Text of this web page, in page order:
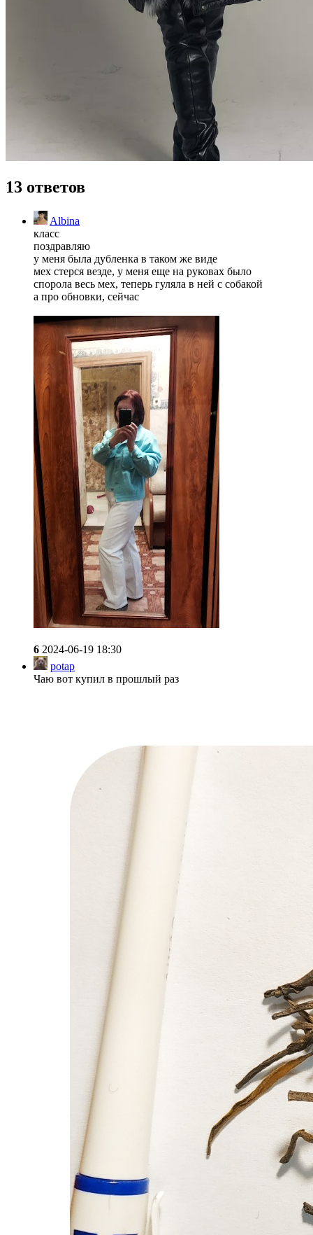
13 ответов
Albina
класс
поздравляю
у меня была дубленка в таком же виде
мех стерся везде, у меня еще на руковах было
спорола весь мех, теперь гуляла в ней с собакой
а про обновки, сейчас
6 2024-06-19 18:30
potap
Чаю вот купил в прошлый раз